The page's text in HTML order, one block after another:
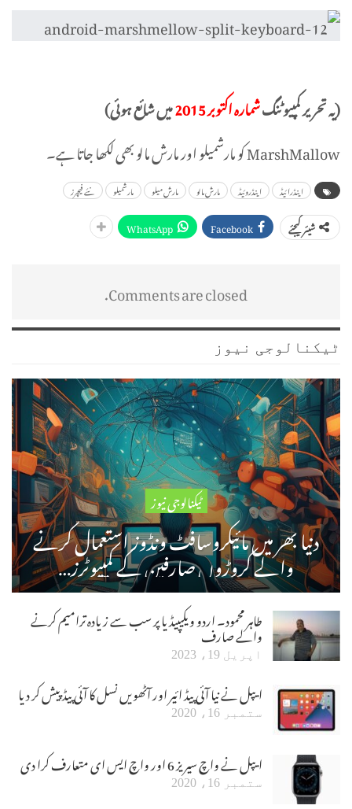
(یہ تحریر کمپیوٹنگشمارہ اکتوبر 2015
میں شائع ہوئی)
MarshMallow کو مارشمیلو اور مارش مالو بھی لکھا جاتا ہے۔
اینڈرائیڈ اینڈروئیڈ مارش مالو مارش میلو مارشمیلو نئے فیچرز
شیئر کیجئے Facebook
WhatsApp
Comments are closed.
ٹیکنالوجی نیوز
ٹیکنالوجی نیوز
دنیا بھر میں مائیکروسافٹ ونڈوز استعمال کرنے
والے کروڑوں صارفین کے کمپیوٹرز…
طاہر محمود۔ اردو ویکیپیڈیا پر سب سے زیادہ ترامیم کرنے
والے صارف
اپریل 19، 2023
ایپل نے نیا آئی پیڈ ائیر اور آٹھویں نسل کا آئی پیڈ پیش کر دیا
ستمبر 16، 2020
ایپل نے واچ سیریز 6 اور واچ ایس ای متعارف کرا دی
ستمبر 16، 2020